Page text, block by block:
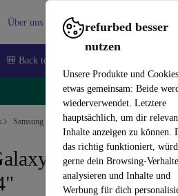
refurbed besser
nutzen
Unsere Produkte und
etwas gemeinsam: Beide
wiederverwendet. Letztere
hauptsächlich, um dir
Inhalte anzeigen zu können.
das richtig funktioniert,
gerne dein Browsing-
analysieren und Inhalte und
Werbung für dich
Über uns Verkaufen Hilfe
🎒 Back to school
Samsung Tablets
Tab S9 FE+